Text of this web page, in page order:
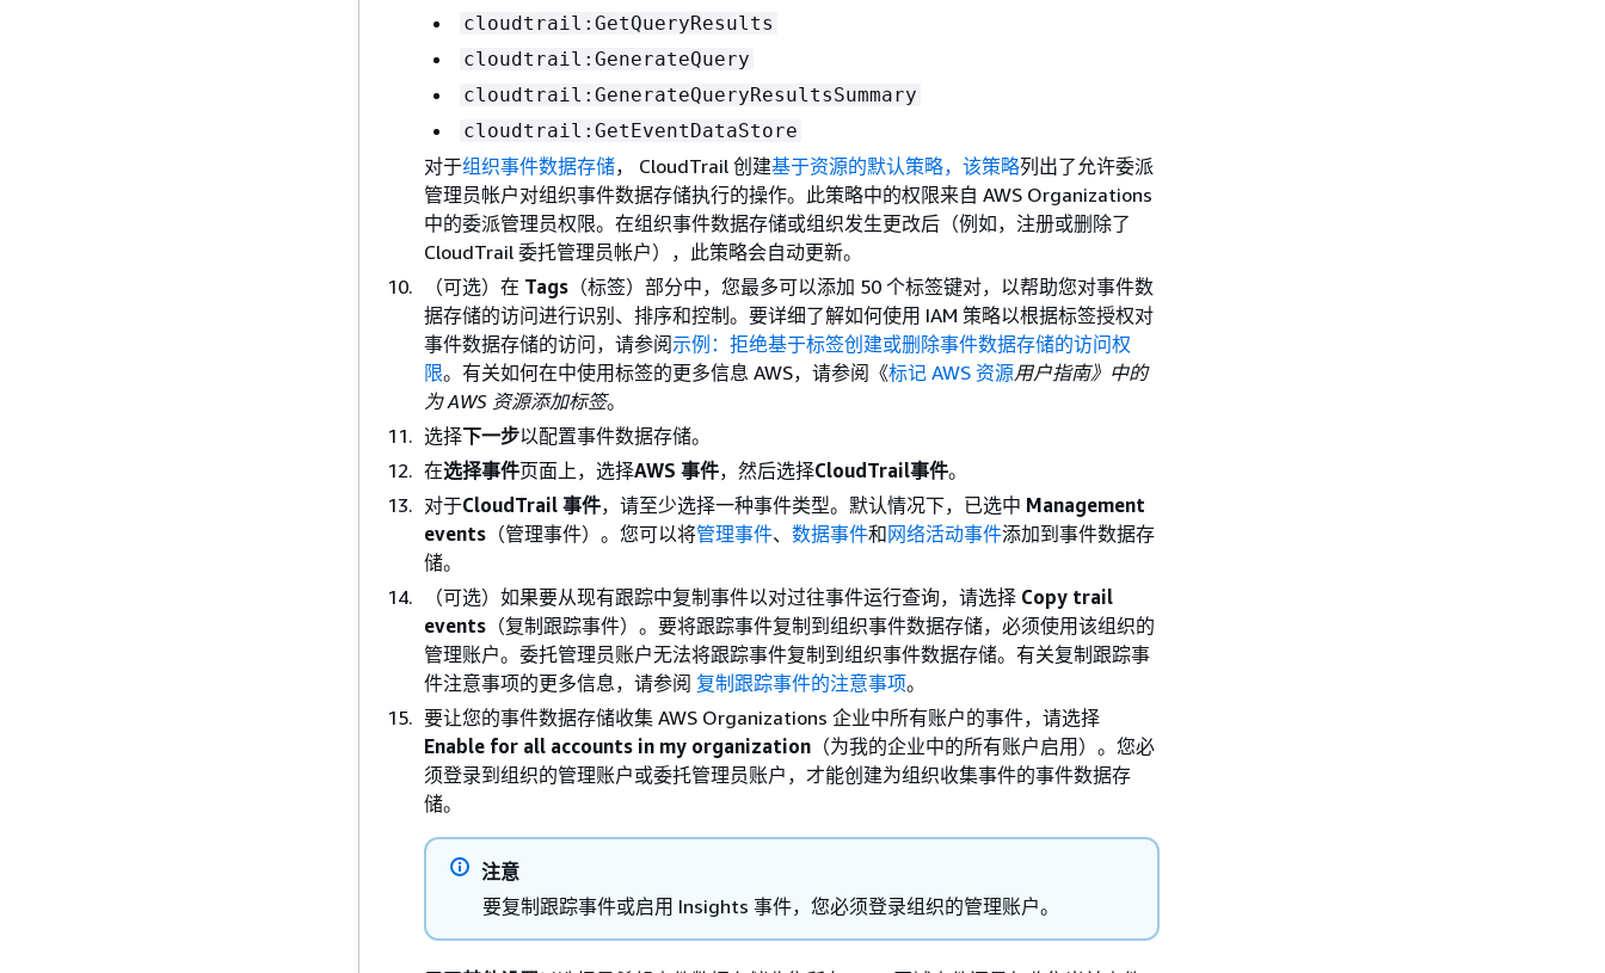
cloudtrail:GetQueryResults
cloudtrail:GenerateQuery
cloudtrail:GenerateQueryResultsSummary
cloudtrail:GetEventDataStore
对于组织事件数据存储， CloudTrail 创建基于资源的默认策略，该策略列出了允许委派
管理员帐户对组织事件数据存储执行的操作。此策略中的权限来自 AWS Organizations
中的委派管理员权限。在组织事件数据存储或组织发生更改后（例如，注册或删除了
CloudTrail 委托管理员帐户），此策略会自动更新。
（可选）在 Tags （标签）部分中，您最多可以添加 50 个标签键对，以帮助您对事件数
据存储的访问进行识别、排序和控制。要详细了解如何使用 IAM 策略以根据标签授权对
事件数据存储的访问，请参阅示例：拒绝基于标签创建或删除事件数据存储的访问权
限。有关如何在中使用标签的更多信息 AWS，请参阅《标记 AWS 资源用户指南》中的
为 AWS 资源添加标签。
选择下一步以配置事件数据存储。
在选择事件页面上，选择AWS 事件，然后选择CloudTrail事件。
对于CloudTrail 事件，请至少选择一种事件类型。默认情况下，已选中 Management
events （管理事件）。您可以将管理事件、 数据事件和网络活动事件添加到事件数据存
储。
（可选）如果要从现有跟踪中复制事件以对过往事件运行查询，请选择 Copy trail
events （复制跟踪事件）。要将跟踪事件复制到组织事件数据存储，必须使用该组织的
管理账户。委托管理员账户无法将跟踪事件复制到组织事件数据存储。有关复制跟踪事
件注意事项的更多信息，请参阅 复制跟踪事件的注意事项。
要让您的事件数据存储收集 AWS Organizations 企业中所有账户的事件，请选择
Enable for all accounts in my organization （为我的企业中的所有账户启用）。您必
须登录到组织的管理账户或委托管理员账户，才能创建为组织收集事件的事件数据存
储。
注意
要复制跟踪事件或启用 Insights 事件，您必须登录组织的管理账户。